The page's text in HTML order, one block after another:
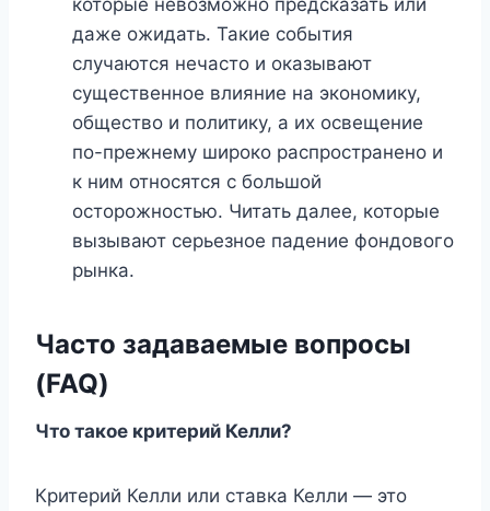
даже ожидать. Такие события
случаются нечасто и оказывают
существенное влияние на экономику,
общество и политику, а их освещение
по-прежнему широко распространено и
к ним относятся с большой
осторожностью. Читать далее, которые
вызывают серьезное падение фондового
рынка.
Часто задаваемые вопросы
(FAQ)
Что такое критерий Келли?
Критерий Келли или ставка Келли — это